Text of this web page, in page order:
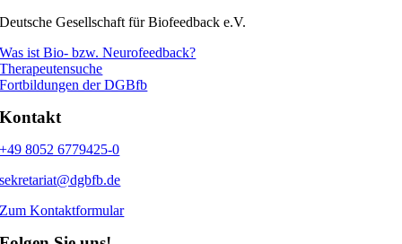
Deutsche Gesellschaft für Biofeedback e.V.
Was ist Bio- bzw. Neurofeedback?
Therapeutensuche
Fortbildungen der DGBfb
Kontakt
+49 8052 6779425-0
sekretariat@dgbfb.de
Zum Kontaktformular